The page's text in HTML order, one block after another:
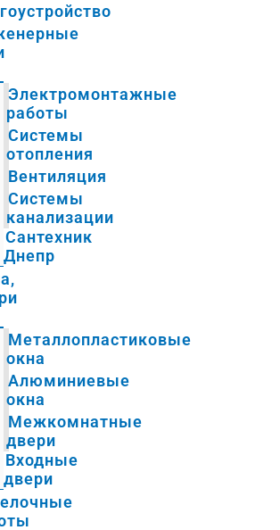
Электромонтажные
работы
Системы
отопления
Вентиляция
Системы
канализации
Сантехник
Днепр
Металлопластиковые
окна
Алюминиевые
окна
Межкомнатные
двери
Входные
двери